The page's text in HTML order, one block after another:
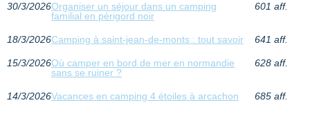
30/3/2026Organiser un séjour dans un camping
familial en périgord noir
601 aff.
18/3/2026Camping à saint-jean-de-monts : tout savoir 641 aff.
15/3/2026Où camper en bord de mer en normandie
sans se ruiner ?
628 aff.
14/3/2026Vacances en camping 4 étoiles à arcachon 685 aff.